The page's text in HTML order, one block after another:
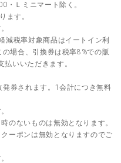
・Ｌミニマート除く。
ます。
減税率対象商品はイートイン利
場合、引換券は税率8%での販
いいただきます。
券されます。1会計につき無料
のないものは無効となります。
ーポンは無効となりますのでご